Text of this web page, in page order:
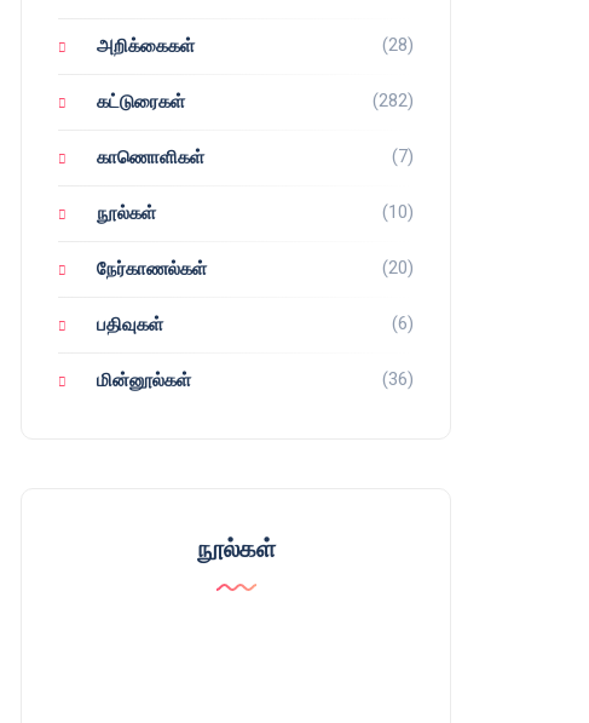
அறிக்கைகள் (28)
கட்டுரைகள் (282)
காணொளிகள் (7)
நூல்கள் (10)
நேர்காணல்கள் (20)
பதிவுகள் (6)
மின்னூல்கள் (36)
நூல்கள்